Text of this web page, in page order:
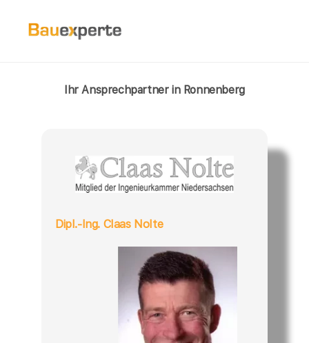
Ihr Ansprechpartner in Ronnenberg
Dipl.-Ing. Claas Nolte